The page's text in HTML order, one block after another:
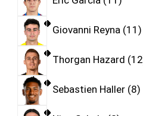
Giovanni Reyna 11
Thorgan Hazard 12
Sebastien Haller 8